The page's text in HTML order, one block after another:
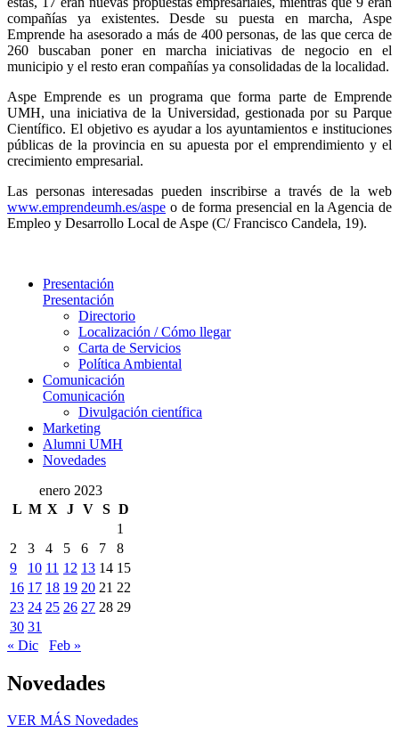
compañías ya existentes. Desde su puesta en marcha, Aspe
Emprende ha asesorado a más de 400 personas, de las que cerca de
260 buscaban poner en marcha iniciativas de negocio en el
municipio y el resto eran compañías ya consolidadas de la localidad.
Aspe Emprende es un programa que forma parte de Emprende
UMH, una iniciativa de la Universidad, gestionada por su Parque
Científico. El objetivo es ayudar a los ayuntamientos e instituciones
públicas de la provincia en su apuesta por el emprendimiento y el
crecimiento empresarial.
Las personas interesadas pueden inscribirse a través de la web
www.emprendeumh.es/aspe o de forma presencial en la Agencia de
Empleo y Desarrollo Local de Aspe (C/ Francisco Candela, 19).
Presentación
Presentación
Directorio
Localización / Cómo llegar
Carta de Servicios
Política Ambiental
Comunicación
Comunicación
Divulgación científica
Marketing
Alumni UMH
Novedades
enero 2023
L M X J V S D
1
2
3 4 5 6 7
8
9
10 11 12 13 14 15
16 17 18 19 20 21 22
23 24 25 26 27 28 29
30 31
« Dic
Feb »
Novedades
VER MÁS Novedades